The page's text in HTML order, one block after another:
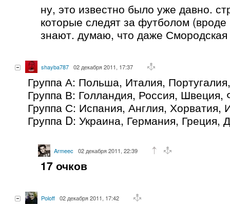
ну, это известно было уже давно.
которые следят за футболом (вроде
знают. думаю, что даже
shayba787 02 декабря 2011, 17:37
Группа А: Польша, Италия,
Группа В: Голландия, Россия, Швеция,
Группа С: Испания, Англия, Хорватия,
Группа D: Украина, Германия, Греция,
Armeec 02 декабря 2011, 22:39
17 очков
Poloff 02 декабря 2011, 17:42